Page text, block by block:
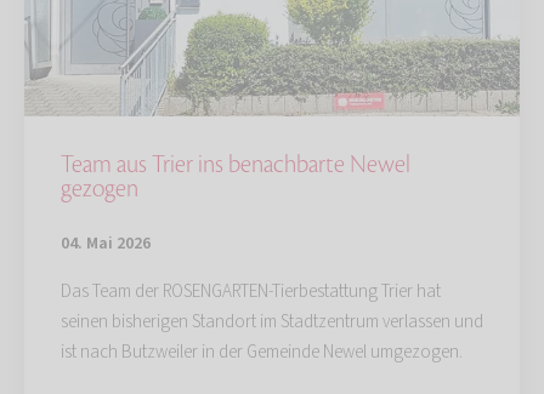
Team aus Trier ins benachbarte Newel
gezogen
04. Mai 2026
Das Team der ROSENGARTEN-Tierbestattung Trier hat
seinen bisherigen Standort im Stadtzentrum verlassen und
ist nach Butzweiler in der Gemeinde Newel umgezogen.